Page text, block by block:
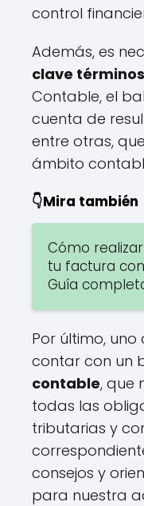
control
Además, es
clave términos
Contable, el
cuenta de
entre otras,
ámbito
👇Mira también
Cómo
tu factura
Guía
Por último,
contar con un
contable, que
todas las
tributarias y
consejos y
para nuestra